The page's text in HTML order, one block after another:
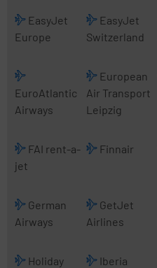
EasyJet
Europe
EasyJet
Switzerland
EuroAtlantic
Airways
European
Air Transport
Leipzig
FAI rent-a-
jet
Finnair
German
Airways
GetJet
Airlines
Holiday
Iberia